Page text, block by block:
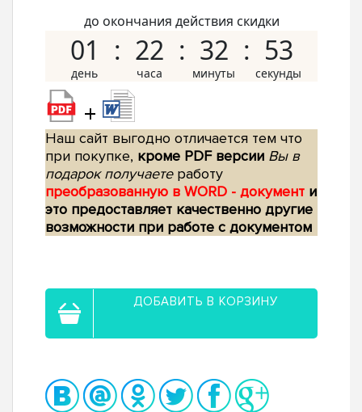
до окончания действия скидки
01 22 32 52
+
Наш сайт выгодно отличается тем что
при покупке, кроме PDF версии Вы в
подарок получаетеработу
преобразованную в WORD - документ и
это предоставляет качественно другие
возможности при работе с документом
ДОБАВИТЬ В КОРЗИНУ